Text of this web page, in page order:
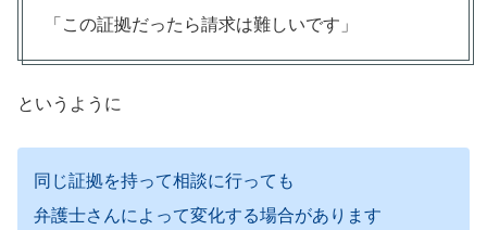
「この証拠だったら請求は難しいです」
というように
同じ証拠を持って相談に行っても
弁護士さんによって変化する場合があります